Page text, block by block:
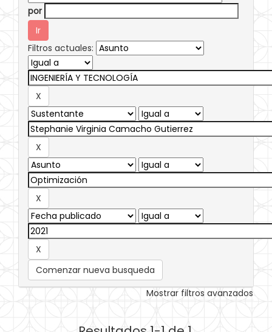
por
Filtros actuales:
Comenzar nueva busqueda
Mostrar filtros avanzados